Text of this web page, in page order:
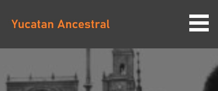
contenido
YUCATAN ANCESTRAL